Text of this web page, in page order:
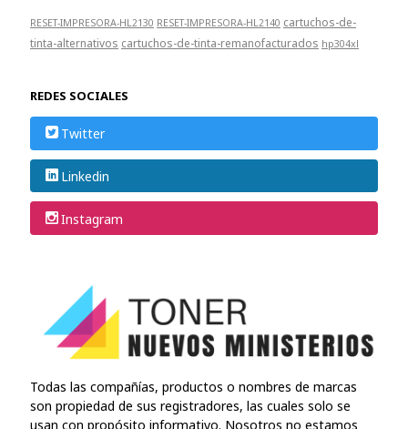
RESET-IMPRESORA-HL2130 RESET-IMPRESORA-HL2140 cartuchos-de-
tinta-alternativos cartuchos-de-tinta-remanofacturados hp304xl
REDES SOCIALES
Twitter
Linkedin
Instagram
Todas las compañías, productos o nombres de marcas
son propiedad de sus registradores, las cuales solo se
usan con propósito informativo. Nosotros no estamos